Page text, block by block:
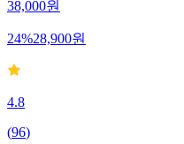
38,000원
24%28,900원
4.8
(96)